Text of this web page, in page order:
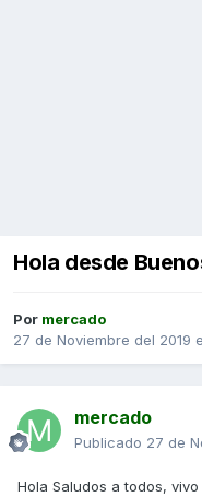
Hola desde
Por mercado
27 de Noviembre del 2019
mercado
Publicado 27 de
Hola Saludos a todos,